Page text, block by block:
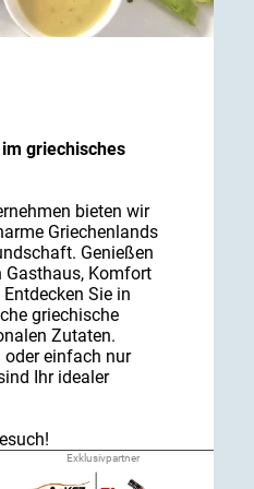
griechisches
bieten wir
Griechenlands
Genießen
Gasthaus, Komfort
Sie in
griechische
Zutaten.
oder einfach nur
Ihr idealer
Exklusivpartner